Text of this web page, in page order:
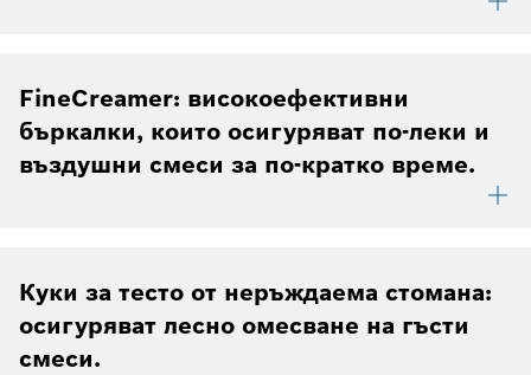
FineCreamer: високоефективни
бъркалки, които осигуряват по-леки и
въздушни смеси за по-кратко време.
Куки за тесто от неръждаема стомана:
осигуряват лесно омесване на гъсти
смеси.